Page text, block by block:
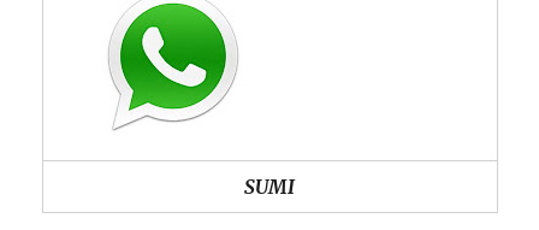
SUMI